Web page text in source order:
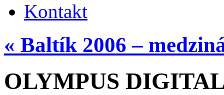
Kontakt
« Baltík 2006 –
OLYMPUS